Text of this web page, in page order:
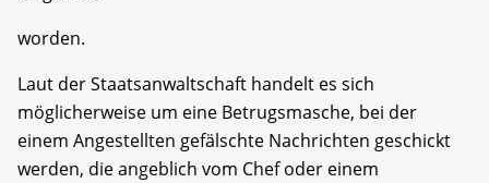
worden.
Laut der Staatsanwaltschaft handelt es sich
möglicherweise um eine Betrugsmasche, bei der
einem Angestellten gefälschte Nachrichten geschickt
werden, die angeblich vom Chef oder einem